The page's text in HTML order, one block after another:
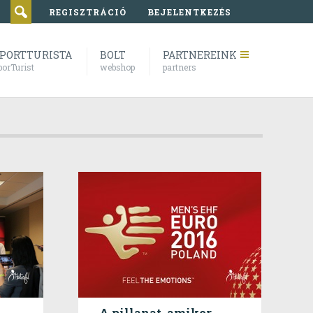
REGISZTRÁCIÓ BEJELENTKEZÉS
BOLT
webshop
PARTNEREINK
partners